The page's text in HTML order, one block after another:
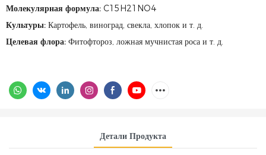
Молекулярная формула: C15H21NO4
Культуры: Картофель, виноград, свекла, хлопок и т. д.
Целевая флора: Фитофтороз, ложная мучнистая роса и т. д.
Детали Продукта